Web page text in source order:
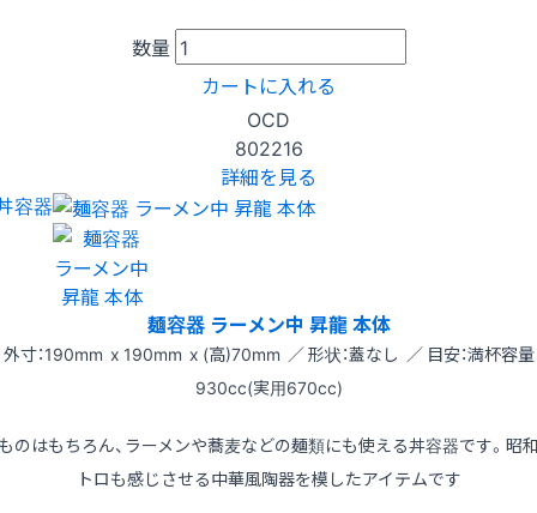
数量
カートに入れる
OCD
802216
詳細を見る
容器
麺容器 ラーメン中 昇龍 本体
外寸：190mm x 190mm x (高)70mm ／ 形状：蓋なし ／ 目安：満杯容量
930cc(実用670cc)
のはもちろん、ラーメンや蕎麦などの麺類にも使える丼容器です。昭
トロも感じさせる中華風陶器を模したアイテムです